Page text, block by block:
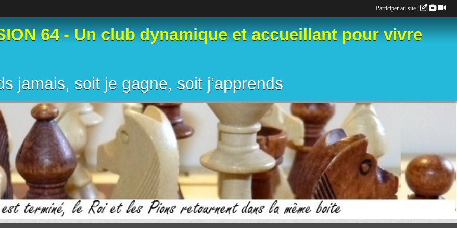
64 - Un club dynamique et accueillant pour vivre
jamais, soit je gagne, soit j’apprends
Participer au site :